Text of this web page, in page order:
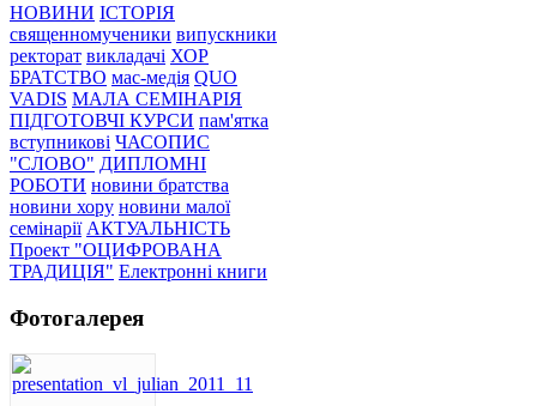
НОВИНИ ІСТОРІЯ
священномученики випускники
ректорат викладачі ХОР
БРАТСТВО мас-медія QUO
VADIS МАЛА СЕМІНАРІЯ
ПІДГОТОВЧІ КУРСИ пам'ятка
вступникові ЧАСОПИС
"СЛОВО" ДИПЛОМНІ
РОБОТИ новини братства
новини хору новини малої
семінарії АКТУАЛЬНІСТЬ
Проект "ОЦИФРОВАНА
ТРАДИЦІЯ" Електронні книги
Фотогалерея